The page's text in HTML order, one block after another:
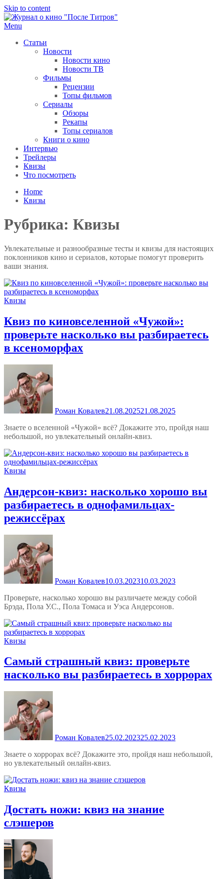
Skip to content
Menu
Статьи
Новости
Новости кино
Новости ТВ
Фильмы
Рецензии
Топы фильмов
Сериалы
Обзоры
Рекапы
Топы сериалов
Книги о кино
Интервью
Трейлеры
Квизы
Что посмотреть
Home
Квизы
Рубрика: Квизы
Увлекательные и разнообразные тесты и квизы для настоящих
поклонников кино и сериалов, которые помогут проверить
ваши знания.
Квизы
Квиз по киновселенной «Чужой»:
проверьте насколько вы разбираетесь
в ксеноморфах
Роман Ковалев21.08.202521.08.2025
Знаете о вселенной «Чужой» всё? Докажите это, пройдя наш
небольшой, но увлекательный онлайн-квиз.
Квизы
Андерсон-квиз: насколько хорошо вы
разбираетесь в однофамильцах-
режиссёрах
Роман Ковалев10.03.202310.03.2023
Проверьте, насколько хорошо вы различаете между собой
Брэда, Пола У.С., Пола Томаса и Уэса Андерсонов.
Квизы
Самый страшный квиз: проверьте
насколько вы разбираетесь в хоррорах
Роман Ковалев25.02.202325.02.2023
Знаете о хоррорах всё? Докажите это, пройдя наш небольшой,
но увлекательный онлайн-квиз.
Квизы
Достать ножи: квиз на знание
слэшеров